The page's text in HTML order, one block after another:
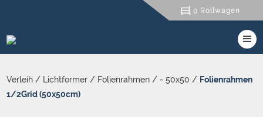
0 Rollwagen
Verleih / Lichtformer / Folienrahmen / - 50x50 / Folienrahmen
1/2Grid (50x50cm)